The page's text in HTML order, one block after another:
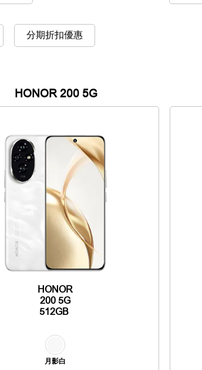
分期折扣優惠
HONOR 200 5G
HONOR
200 5G
512GB
月影白